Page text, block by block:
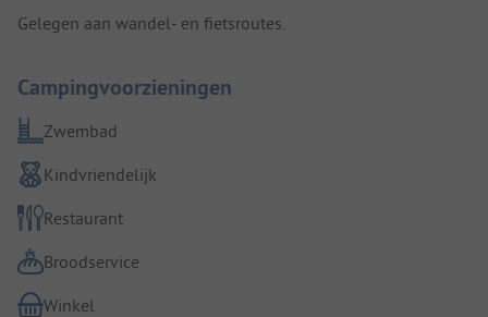
Gelegen aan wandel- en fietsroutes.
Campingvoorzieningen
Zwembad
Kindvriendelijk
Restaurant
Broodservice
Winkel